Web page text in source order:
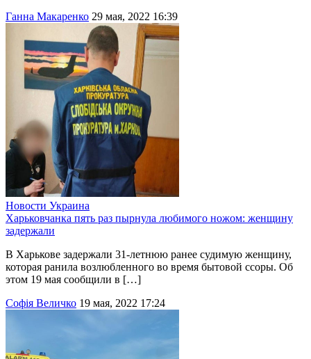
Ганна Макаренко 29 мая, 2022 16:39
Новости Украина
Харьковчанка пять раз пырнула любимого ножом: женщину
задержали
В Харькове задержали 31-летнюю ранее судимую женщину,
которая ранила возлюбленного во время бытовой ссоры. Об
этом 19 мая сообщили в […]
Софія Величко 19 мая, 2022 17:24